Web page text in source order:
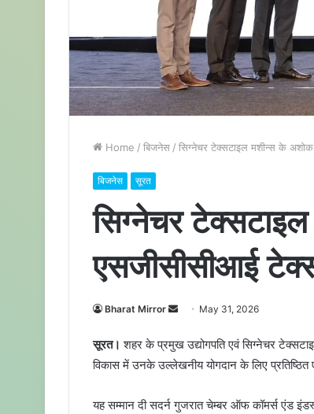
Home / बिजनेस / सिग्नेचर टेक्सटाइल मशीन्स के
बिजनेस सूरत
सिग्नेचर
एसजीसीसीआई
Bharat Mirror
n
d
n
May 31, 2026
सूरत। शहर के प्रमुख उद्योगपति एवं सिग्नेचर
विकास में उनके उल्लेखनीय योगदान के लिए
यह सम्मान दी सदर्न गुजरात चेम्बर ऑफ कॉमर्स एंड